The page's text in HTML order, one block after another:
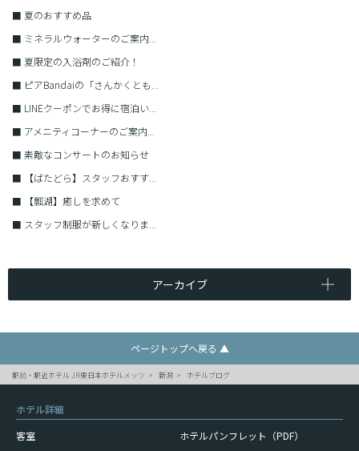
■ 夏のおすすめ品
■ ミネラルウォーターのご案内...
■ 夏限定の入浴剤のご紹介！
■ ピアBandaiの「さんかくとも...
■ LINEクーポンでお得に宿泊い...
■ アメニティコーナーのご案内...
■ 素敵なコンサートのお知らせ
■
【ばたどら】スタッフおすす...
■
【瓢湖】癒しを求めて
■ スタッフ制服が新しくなりま...
アーカイブ
ページトップへ戻る ▲
駅前・駅近ホテル JR東日本ホテルメッツ 新潟 ホテルブログ
ホテル詳細
客室
ホテルパンフレット（PDF）